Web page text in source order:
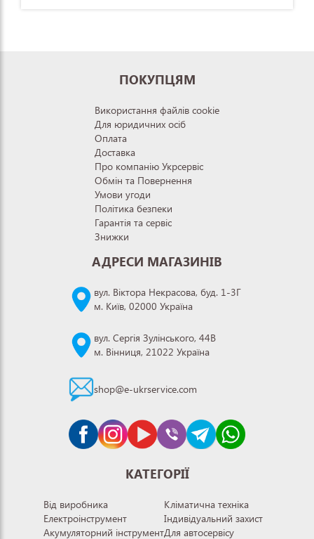
ПОКУПЦЯМ
Використання файлів cookie
Для юридичних осіб
Оплата
Доставка
Про компанію Укрсервіс
Обмін та Повернення
Умови угоди
Політика безпеки
Гарантія та сервіс
Знижки
АДРЕСИ МАГАЗИНІВ
вул. Віктора Некрасова, буд. 1-3Г
м. Київ, 02000 Україна
вул. Сергія Зулінського, 44В
м. Вінниця, 21022 Україна
shop@e-ukrservice.com
КАТЕГОРІЇ
Від виробника
Електроінструмент
Акумуляторний інструмент
Кліматична техніка
Індивідуальний захист
Для автосервісу